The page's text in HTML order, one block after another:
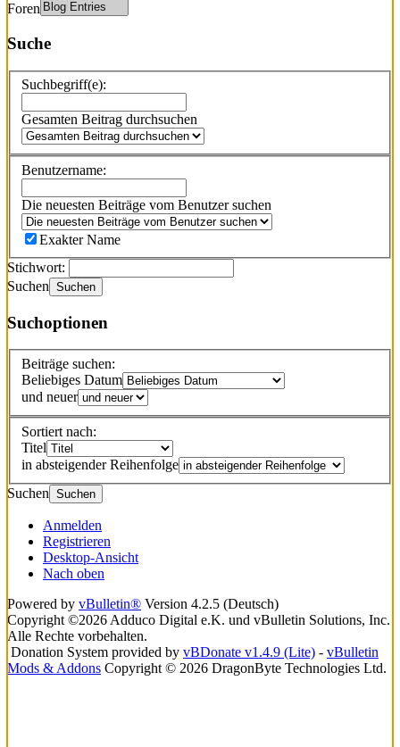
Foren
Suche
Suchbegriff(e):
Gesamten Beitrag durchsuchen
Benutzername:
Die neuesten Beiträge vom Benutzer suchen
Exakter Name
Stichwort:
Suchen Suchen
Suchoptionen
Beiträge suchen:
Beliebiges Datum
und neuer
Sortiert nach:
Titel
in absteigender Reihenfolge
Suchen Suchen
Anmelden
Registrieren
Desktop-Ansicht
Nach oben
Powered by vBulletin® Version 4.2.5 (Deutsch)
Copyright ©2026 Adduco Digital e.K. und vBulletin Solutions, Inc.
Alle Rechte vorbehalten.
Donation System provided by vBDonate v1.4.9 (Lite) - vBulletin
Mods & Addons Copyright © 2026 DragonByte Technologies Ltd.